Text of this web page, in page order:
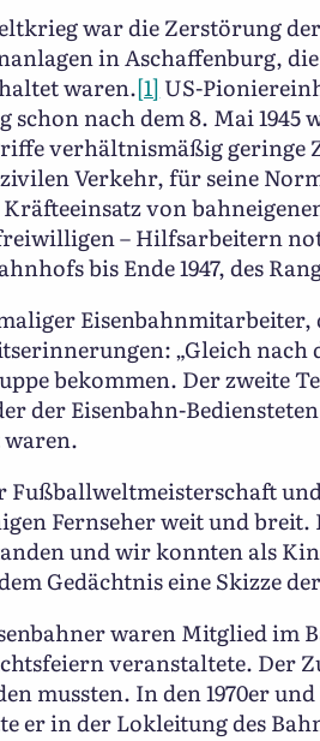
war die Zerstörung
in Aschaffenburg,
waren.[1] US-
schon nach dem 8. Mai
verhältnismäßig geringe
Verkehr, für seine
von
– Hilfsarbeitern
bis Ende 1947, des
„Gleich
bekommen. Der zweite
der Eisenbahn-
Fußballweltmeisterschaft
Fernseher weit und
und wir konnten als
Gedächtnis eine Skizze
waren Mitglied im
veranstaltete. Der
mussten. In den 1970er
er in der Lokleitung des